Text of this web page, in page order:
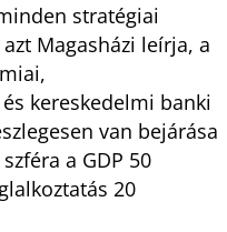
stratégiai
Magasházi leírja, a
kereskedelmi banki
van bejárása
a GDP 50
20